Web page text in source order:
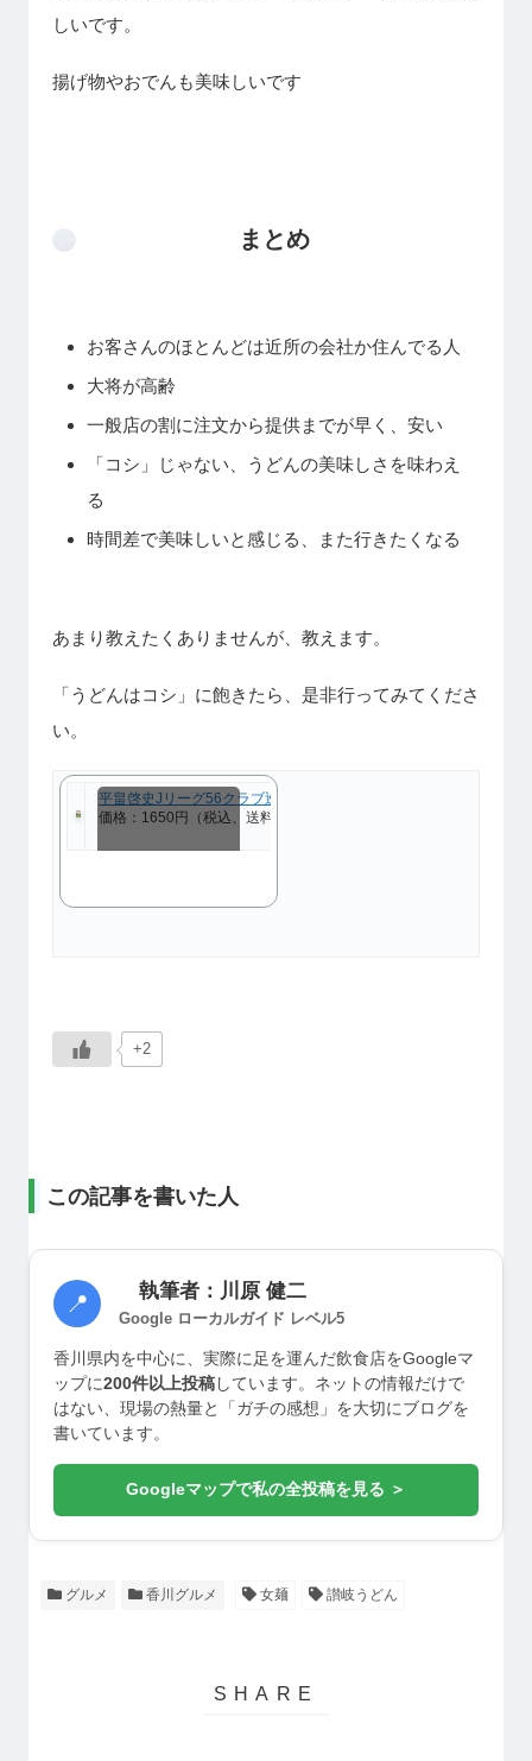
しいです。
揚げ物やおでんも美味しいです
まとめ
お客さんのほとんどは近所の会社か住んでる人
大将が高齢
一般店の割に注文から提供までが早く、安い
「コシ」じゃない、うどんの美味しさを味わえ
る
時間差で美味しいと感じる、また行きたくなる
あまり教えたくありませんが、教えます。
「うどんはコシ」に飽きたら、是非行ってみてくださ
い。
平畠啓史Jリーグ56クラブ巡礼2020 -日本全国56人に会ってきた- /
価格：1650円（税込、送料別)
+2
この記事を書いた人
📍 執筆者：川原 健二
Google ローカルガイド レベル5
香川県内を中心に、実際に足を運んだ飲食店をGoogleマ
ップに200件以上投稿 しています。ネットの情報だけで
はない、現場の熱量と「ガチの感想」を大切にブログを
書いています。
Googleマップで私の全投稿を見る ＞
グルメ 香川グルメ 女麺 讃岐うどん